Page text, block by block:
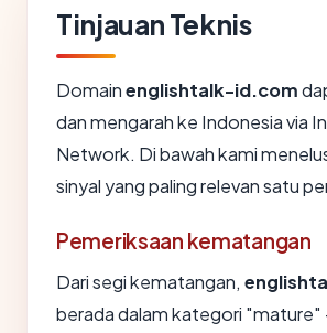
Tinjauan Teknis
Domainenglishtalk-id.com
dan mengarah ke Indonesia via
Network. Di bawah kami
sinyal yang paling relevan satu
Pemeriksaan kematangan
Dari segi kematangan,
berada dalam kategori "mature"